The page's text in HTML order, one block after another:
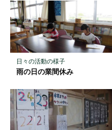
日々の活動の様子
雨の日の業間休み